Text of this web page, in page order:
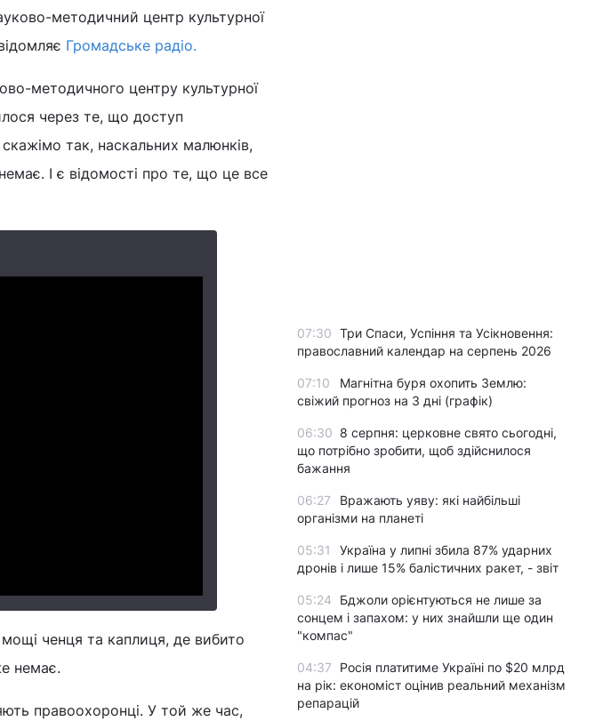
методичний центр культурної
Громадське радіо.
методичного центру культурної
через те, що доступ
так, наскальних малюнків,
І є відомості про те, що це все
ченця та каплиця, де вибито
немає.
правоохоронці. У той же час,
07:30 Три Спаси, Успіння та Усікновення:
православний календар на серпень 2026
07:10
Магнітна буря охопить Землю:
свіжий прогноз на 3 дні (графік)
06:30 8 серпня: церковне свято сьогодні,
що потрібно зробити, щоб здійснилося
бажання
06:27
Вражають уяву: які найбільші
організми на планеті
05:31
Україна у липні збила 87% ударних
дронів і лише 15% балістичних ракет, - звіт
05:24
Бджоли орієнтуються не лише за
сонцем і запахом: у них знайшли ще один
"компас"
04:37
Росія платитиме Україні по $20 млрд
на рік: економіст оцінив реальний механізм
репарацій